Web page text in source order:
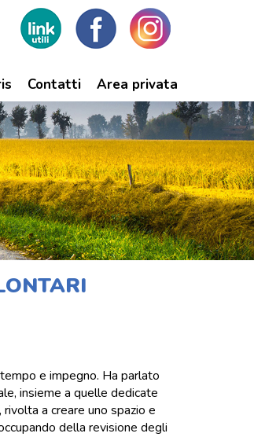
Contatti Area privata
e impegno. Ha parlato
insieme a quelle dedicate
a creare uno spazio e
della revisione degli